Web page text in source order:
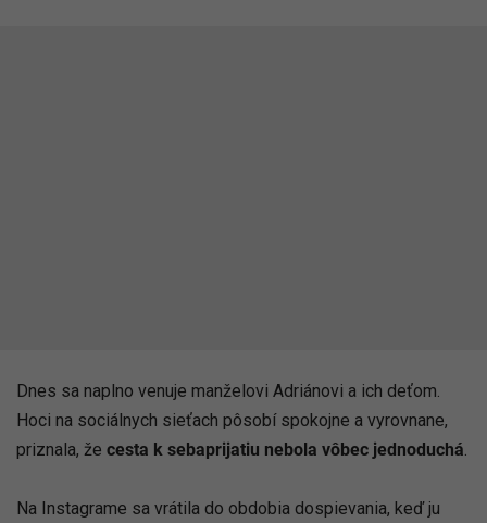
Dnes sa naplno venuje manželovi Adriánovi a ich deťom.
Hoci na sociálnych sieťach pôsobí spokojne a vyrovnane,
priznala, že cesta k sebaprijatiu nebola vôbec jednoduchá.
Na Instagrame sa vrátila do obdobia dospievania, keď ju